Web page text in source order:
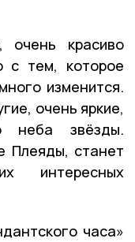
красиво
с тем, которое
изменится.
очень яркие,
неба звёзды.
Плеяды, станет
интересных
часа»